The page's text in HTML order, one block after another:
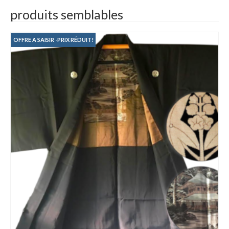
produits semblables
OFFRE A SAISIR -PRIX RÉDUIT!